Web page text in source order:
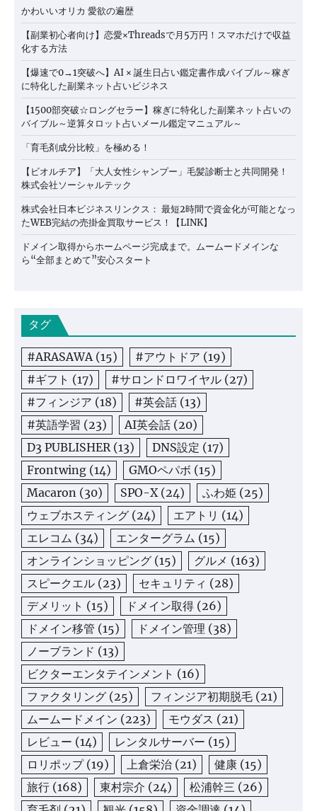
かわいいオリカ 愛欲の遍歴
【副業初心者向け】恋愛×Threadsで月5万円！スマホだけで収益
化する方法
【爆速で0→1突破へ】AI × 誕生日占い鑑定書作成バイブル～稼ぎ
に特化した副業ネット占いビジネス
【1500部突破☆ロングセラー】稼ぎに特化した副業ネット占いの
バイブル～逆算タロット占いメール鑑定マニュアル～
「育毛剤成分比較」を極める！
【ビオルチア】「大人女性シャンプー」毛髪診断士と共同開発！
株式会社ソーシャルテック
株式会社日本ビジネスリンクス： 最短2時間で資金化が可能となっ
たWEB完結の売掛金買取サービス！【LINK】
ドメイン取得からホームページ完成まで。ムームードメインな
ら“全部まとめて”安心スタート
タグ
#ARASAWA(15) #アウトドア (19)
#ギフト (17) #サロンドロワイヤル (27)
#フィンジア (18) #英会話 (13)
#英語学習 (23) AI英会話 (20)
D3 PUBLISHER(13) DNS設定 (17)
Frontwing (14) GMOペパボ (15)
Macaron (30) SPO-X(24) ふわ姫 (25)
ウェブホスティング (24) エアトリ (14)
エレコム (34) エンターグラム (15)
オンラインショッピング (15) グルメ (163)
スピークエル (23) セキュリティ (28)
デメリット (15) ドメイン取得 (26)
ドメイン移管 (15) ドメイン管理 (38)
ノーブランド (13)
ビクターエンタテインメント (16)
ファクタリング (25) フィンジア初期脱毛 (21)
ムームードメイン (223) モウダス (21)
レビュー (14) レンタルサーバー (15)
ロリポップ(19) 上倉栄治 (21) 健康 (15)
旅行 (168) 東村宗介 (24) 松浦幹三 (26)